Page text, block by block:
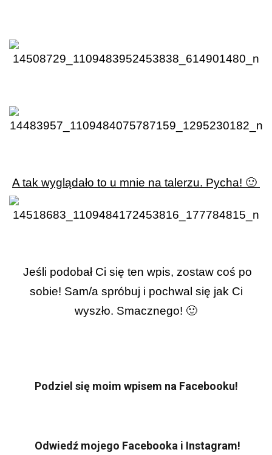
A tak wyglądało to u mnie na talerzu. Pycha! 🙂
Jeśli podobał Ci się ten wpis, zostaw coś po
sobie! Sam/a spróbuj i pochwal się jak Ci
wyszło. Smacznego! 🙂
Podziel się moim wpisem na Facebooku!